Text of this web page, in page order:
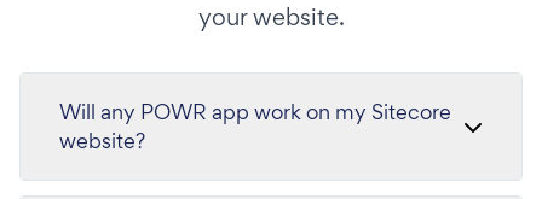
your website.
Will any POWR app work on my Sitecore
website?